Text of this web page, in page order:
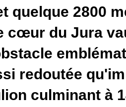
quelque 2800
cœur du Jura
redoutée
culminant à